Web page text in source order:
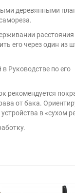
деревянными
расстояния
его через один из
Руководстве по его
рекомендуется
от бака.
в «сухом